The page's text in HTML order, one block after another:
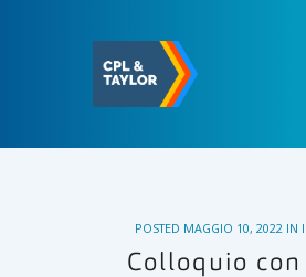
POSTED MAGGIO 10, 2022 IN
Colloquio con